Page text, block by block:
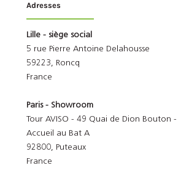
Adresses
Lille - siège social
5 rue Pierre Antoine Delahousse
59223, Roncq
France
Paris - Showroom
Tour AVISO - 49 Quai de Dion Bouton -
Accueil au Bat A
92800, Puteaux
France